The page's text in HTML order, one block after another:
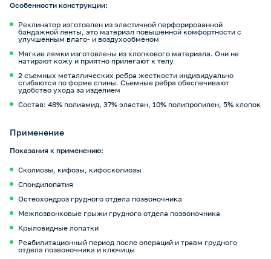
Особенности конструкции:
Реклинатор изготовлен из эластичной перфорированной
бандажной ленты, это материал повышенной комфортности с
улучшенным влаго- и воздухообменом
Мягкие лямки изготовлены из хлопкового материала. Они не
натирают кожу и приятно прилегают к телу
2 съемных металлических ребра жесткости индивидуально
сгибаются по форме спины. Съемные ребра обеспечивают
удобство ухода за изделием
Состав: 48% полиамид, 37% эластан, 10% полипропилен, 5% хлопок
Применение
Показания к применению:
Сколиозы, кифозы, кифосколиозы
Спондилопатия
Остеохондроз грудного отдела позвоночника
Межпозвонковые грыжи грудного отдела позвоночника
Крыловидные лопатки
Реабилитационный период после операций и травм грудного
отдела позвоночника и ключицы